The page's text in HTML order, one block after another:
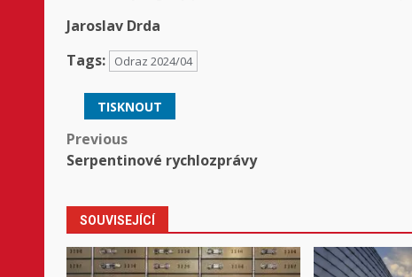
Jaroslav Drda
Tags:
Odraz 2024/04
TISKNOUT
Post
navigation
Previous
Serpentinové rychlozprávy
SOUVISEJÍCÍ